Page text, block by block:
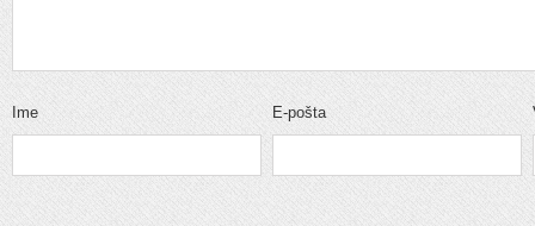
Ime E-pošta